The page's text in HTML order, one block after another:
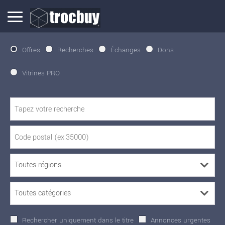
Offres Recherches Échanges Dons
Vitrines PRO
Rechercher uniquement dans le titre Annonces urgentes